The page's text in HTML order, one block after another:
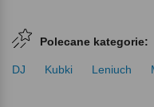
Polecane kategorie:
DJ Kubki Leniuch